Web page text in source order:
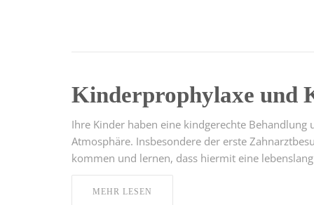
Kinderprophylaxe und
Ihre Kinder haben eine kindgerechte
Atmosphäre. Insbesondere der erste
kommen und lernen, dass hiermit eine
MEHR LESEN